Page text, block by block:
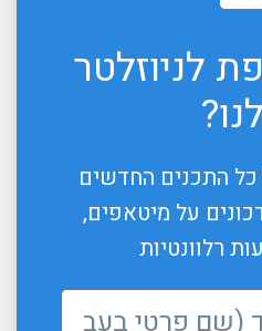
לניוזלטר
כל התכנים החדשים
על מיטאפים,
רלוונטיות